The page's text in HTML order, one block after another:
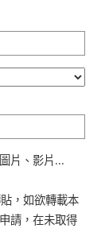
片、影片...
，如欲轉載本
請，在未取得